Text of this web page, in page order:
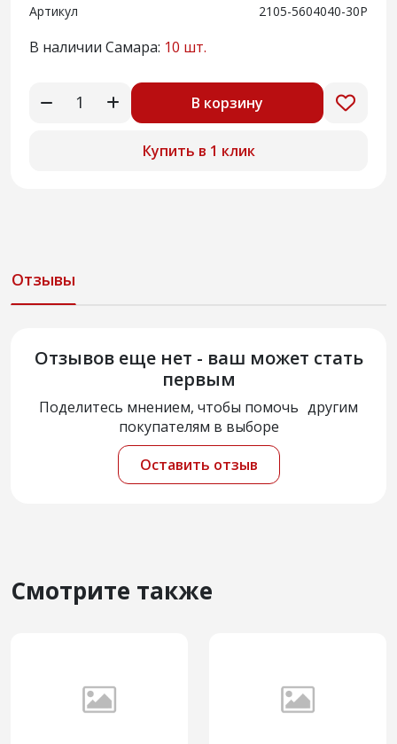
Артикул 2105-5604040-30Р
В наличии Самара: 10 шт.
В корзину
Купить в 1 клик
Отзывы
Отзывов еще нет - ваш может стать
первым
Поделитесь мнением, чтобы помочь другим
покупателям в выборе
Оставить отзыв
Смотрите также